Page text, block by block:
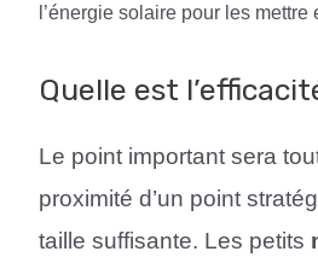
l’énergie solaire pour les mettre
Quelle est
Le point important sera
proximité d’un point
taille suffisante. Les petits